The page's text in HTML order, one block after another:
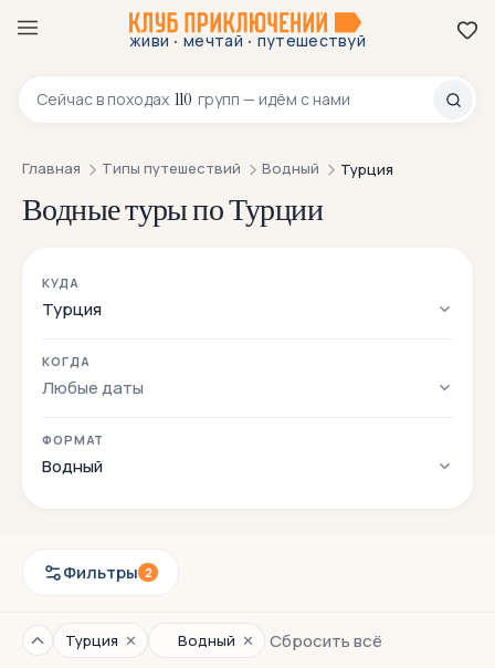
живи · мечтай · путешествуй
Сейчас в походах 110 групп — идём с нами
8 800 200-70-23
Главная Типы путешествий Водный Турция
Водные туры по Турции
КУДА
Турция
КОГДА
Любые даты
ФОРМАТ
Водный
Фильтры 2
Турция ✕ Водный ✕ Сбросить всё